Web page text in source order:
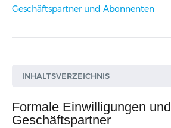
Geschäftspartner und Abonnenten
INHALTSVERZEICHNIS
Formale Einwilligungen und
Geschäftspartner